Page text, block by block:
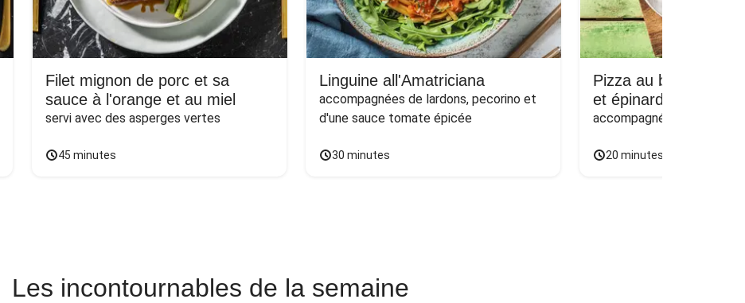
Filet mignon de porc et sa
sauce à l'orange et au miel
servi avec des asperges vertes
45 minutes
Linguine all'Amatriciana
accompagnées de lardons, pecorino et
d'une sauce tomate épicée
30 minutes
Pizza au bœuf
et épinards sur naan
accompagnée d'une salade
20 minutes
Les incontournables de la semaine